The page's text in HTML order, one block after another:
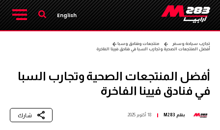
English
تجارب سياحة وسفر
منتجعات وفنادق وسبا
أفضل المنتجعات الصحية وتجارب السبا في فنادق فيينا الفاخرة
أفضل المنتجعات الصحية وتجارب السبا
في فنادق فيينا الفاخرة
بقلم M283 18 أكتوبر 2025 شارك